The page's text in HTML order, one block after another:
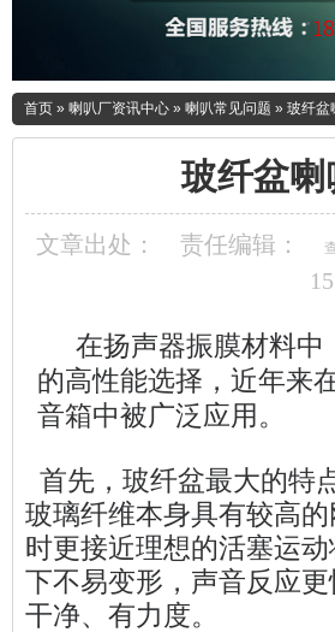
首页 » 喇叭厂资讯中心 » 喇叭常见问题 » 玻纤盆
玻纤盆
文章出处： 责任编辑：
在扬声器振膜材料中
的高性能选择，近年来
音箱中被广泛应用。
首先，玻纤盆最大的特
玻璃纤维本身具有较高
时更接近理想的活塞运
下不易变形，声音反应
干净、有力度。